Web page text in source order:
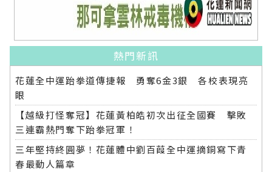
熱門新訊
花蓮全中運跆拳道傳捷報 勇奪6金3銀 各校表現亮
眼
【越級打怪奪冠】花蓮黃柏皓初次出征全國賽 擊敗
三連霸熱門奪下跆拳冠軍！
三年堅持終圓夢！花蓮體中劉百葭全中運摘銅寫下青
春最動人篇章